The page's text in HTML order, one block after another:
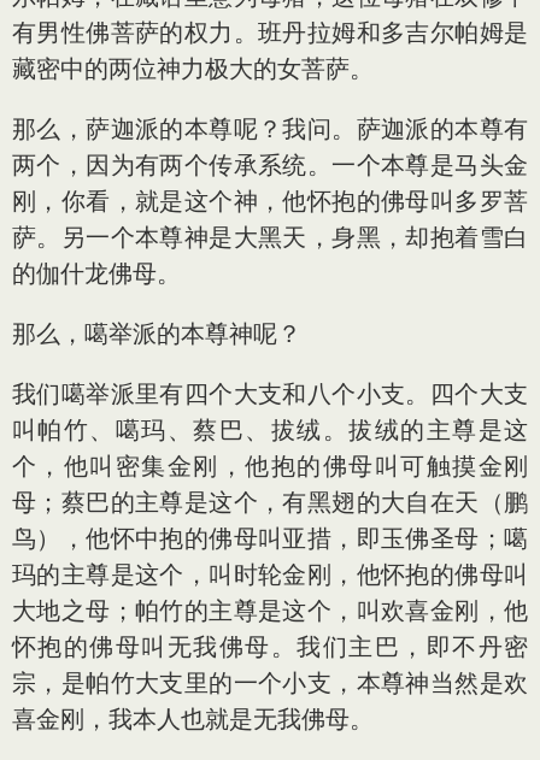
有男性佛菩萨的权力。班丹拉姆和多吉尔帕姆是
藏密中的两位神力极大的女菩萨。
那么，萨迦派的本尊呢？我问。萨迦派的本尊有
两个，因为有两个传承系统。一个本尊是马头金
刚，你看，就是这个神，他怀抱的佛母叫多罗菩
萨。另一个本尊神是大黑天，身黑，却抱着雪白
的伽什龙佛母。
那么，噶举派的本尊神呢？
我们噶举派里有四个大支和八个小支。四个大支
叫帕竹、噶玛、蔡巴、拔绒。拔绒的主尊是这
个，他叫密集金刚，他抱的佛母叫可触摸金刚
母；蔡巴的主尊是这个，有黑翅的大自在天（鹏
鸟），他怀中抱的佛母叫亚措，即玉佛圣母；噶
玛的主尊是这个，叫时轮金刚，他怀抱的佛母叫
大地之母；帕竹的主尊是这个，叫欢喜金刚，他
怀抱的佛母叫无我佛母。我们主巴，即不丹密
宗，是帕竹大支里的一个小支，本尊神当然是欢
喜金刚，我本人也就是无我佛母。